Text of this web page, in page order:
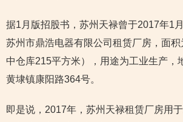
据1月版招股书，苏州天禄曾于2017年1
苏州市鼎浩电器有限公司租赁厂房，面
中仓库215平方米），用途为工业生产，
黄埭镇康阳路364号。
即是说，2017年，苏州天禄租赁厂房用